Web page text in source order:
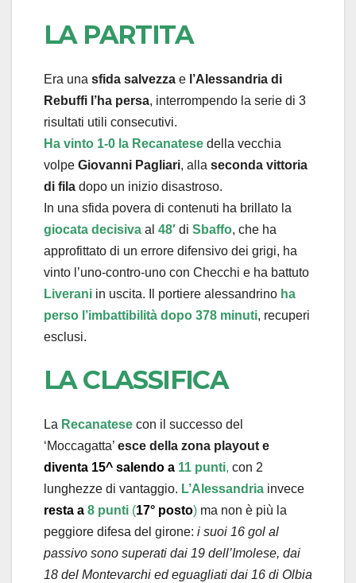
LA PARTITA
Era una sfida salvezza e l’Alessandria di
Rebuffi l’ha persa, interrompendo la serie di 3
risultati utili consecutivi.
Ha vinto 1-0 la Recanatese della vecchia
volpe Giovanni Pagliari, alla seconda vittoria
di fila dopo un inizio disastroso.
In una sfida povera di contenuti ha brillato la
giocata decisiva al 48′ di Sbaffo, che ha
approfittato di un errore difensivo dei grigi, ha
vinto l’uno-contro-uno con Checchi e ha battuto
Liverani in uscita. Il portiere alessandrino ha
perso l’imbattibilità dopo 378 minuti, recuperi
esclusi.
LA CLASSIFICA
La Recanatese con il successo del
‘Moccagatta’ esce della zona playout e
diventa 15^ salendo a 11 punti, con 2
lunghezze di vantaggio. L’Alessandria invece
resta a 8 punti (17° posto) ma non è più la
peggiore difesa del girone: i suoi 16 gol al
passivo sono superati dai 19 dell’Imolese, dai
18 del Montevarchi ed eguagliati dai 16 di Olbia